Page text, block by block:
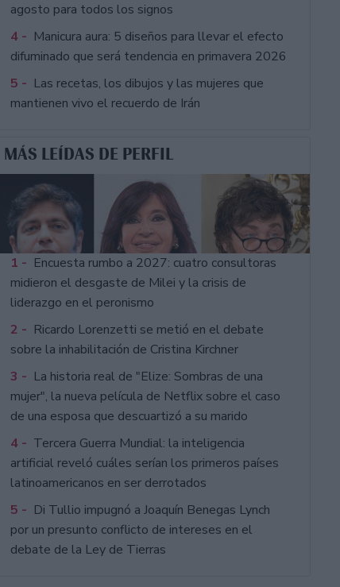
agosto para todos los signos
4 - Manicura aura: 5 diseños para llevar el efecto
difuminado que será tendencia en primavera 2026
5 - Las recetas, los dibujos y las mujeres que
mantienen vivo el recuerdo de Irán
MÁS LEÍDAS DE PERFIL
1 - Encuesta rumbo a 2027: cuatro consultoras
midieron el desgaste de Milei y la crisis de
liderazgo en el peronismo
2 - Ricardo Lorenzetti se metió en el debate
sobre la inhabilitación de Cristina Kirchner
3 - La historia real de "Elize: Sombras de una
mujer", la nueva película de Netflix sobre el caso
de una esposa que descuartizó a su marido
4 - Tercera Guerra Mundial: la inteligencia
artificial reveló cuáles serían los primeros países
latinoamericanos en ser derrotados
5 - Di Tullio impugnó a Joaquín Benegas Lynch
por un presunto conflicto de intereses en el
debate de la Ley de Tierras